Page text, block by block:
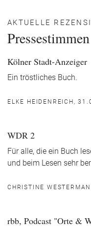
AKTUELLE
Pressestimmen
Kölner Stadt-Anzeiger
Ein tröstliches Buch.
ELKE HEIDENREICH,
WDR 2
Für alle, die ein Buch
und beim Lesen sehr
CHRISTINE
rbb, Podcast "Orte &